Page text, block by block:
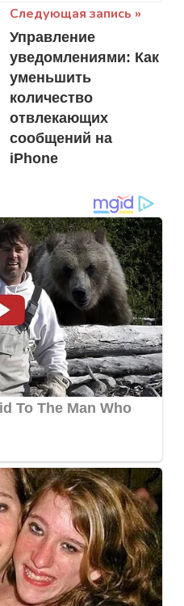
Следующая запись
Управление
уведомлениями: Как
уменьшить
количество
отвлекающих
сообщений на
iPhone